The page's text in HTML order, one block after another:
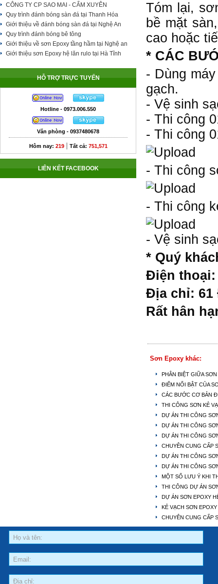
CÔNG TY CP SAO MAI - CẨM XUYÊN
Quy trình đánh bóng sàn đá tại Thanh Hóa
Giới thiệu về đánh bóng sàn đá tại Nghệ An
Quy trình đánh bóng bê tông
Giới thiệu về sơn Epoxy tầng hầm tại Nghệ an
Giới thiệu sơn Epoxy hệ lăn rulo tại Hà Tĩnh
HỖ TRỢ TRỰC TUYẾN
Hotline - 0973.006.550
Văn phòng - 0937480678
Hôm nay: 219| Tất cả: 751,571
LIÊN KẾT FACEBOOK
Tóm lại,
bề mặt
cao hoặc
* CÁC
- Dùng
gạch.
- Vệ sinh
- Thi công
- Thi công
- Thi công
- Thi công
- Vệ sinh
* Quý
Điện thoại:
Địa chỉ: 61
Rất hân
Sơn Epoxy khác:
PHÂN BIỆT GIỮA
ĐIỂM NỔI BẬT CỦA
CÁC BƯỚC CƠ BẢN
THI CÔNG SƠN KẺ
DỰ ÁN THI CÔNG
DỰ ÁN THI CÔNG
DỰ ÁN THI CÔNG
CHUYÊN CUNG CẤP
DỰ ÁN THI CÔNG
DỰ ÁN THI CÔNG
MỘT SỐ LƯU Ý KHI
THI CÔNG DỰ ÁN
DỰ ÁN SƠN EPOXY
KẺ VẠCH SƠN
CHUYÊN CUNG CẤP